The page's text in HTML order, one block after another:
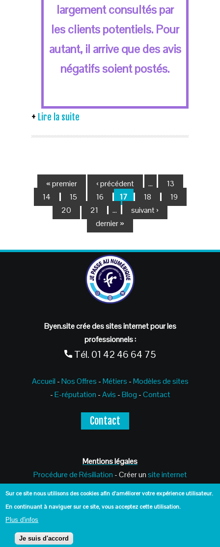
largement consultés par
les clients potentiels. Pour
autant, il arrive que des avis
négatifs soient postés.
Lire la suite
« premier ‹ précédent …
13
14
15 16 17 18
19
20
21 …
suivant ›
dernier »
Byen.site crée des sites internet pour les
professionnels :
Tél. 01 42 46 64 75
Accueil -Nos Offres -Métiers -Modèles de sites
-E-réputation -Avis -Blog -Contact
Contact
Mentions légales
Procédure de Résiliation - Créer unsite internet
Sur ce site nous utilisons des cookies afin d'améliorer votre expérience utilisateur.
En continuant à naviguer sur ce site, vous acceptez cette utilisation.
Plus d'infos
Je suis d'accord